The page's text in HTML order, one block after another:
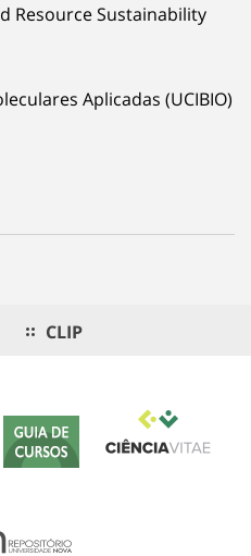
Resource Sustainability
Aplicadas (UCIBIO)
CLIP